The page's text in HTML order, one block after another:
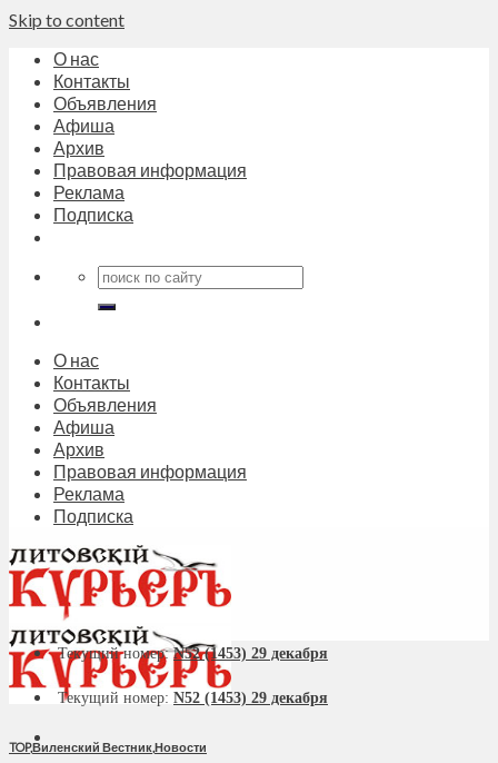
Skip to content
О нас
Контакты
Объявления
Афиша
Архив
Правовая информация
Реклама
Подписка
О нас
Контакты
Объявления
Афиша
Архив
Правовая информация
Реклама
Подписка
Текущий номер:N52 (1453) 29 декабря
Текущий номер: N52 (1453) 29 декабря
TOP,Виленский Вестник,Новости